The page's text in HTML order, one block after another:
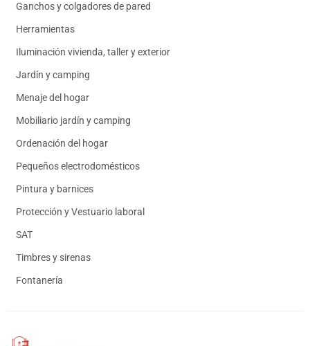
Ganchos y colgadores de pared
Herramientas
Iluminación vivienda, taller y exterior
Jardín y camping
Menaje del hogar
Mobiliario jardín y camping
Ordenación del hogar
Pequeños electrodomésticos
Pintura y barnices
Protección y Vestuario laboral
SAT
Timbres y sirenas
Fontanería